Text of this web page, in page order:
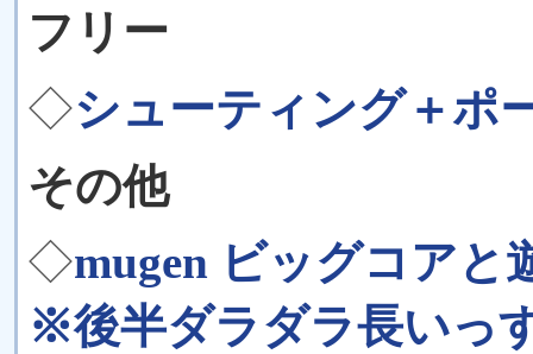
フリー
◇シューティング＋ポ
その他
◇mugen ビッグコアと
※後半ダラダラ長いっ